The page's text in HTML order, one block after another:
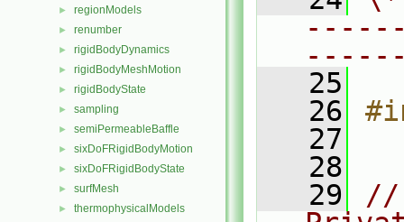
► regionModels
► renumber
► rigidBodyDynamics
► rigidBodyMeshMotion
► rigidBodyState
► sampling
► semiPermeableBaffle
► sixDoFRigidBodyMotion
► sixDoFRigidBodyState
► surfMesh
► thermophysicalModels
   25
   26
   27
   28
   29
//